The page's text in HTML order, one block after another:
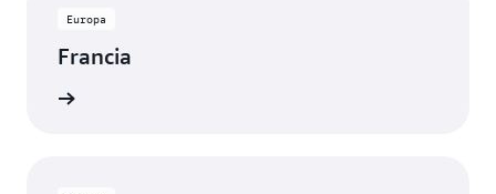
Europa
Francia